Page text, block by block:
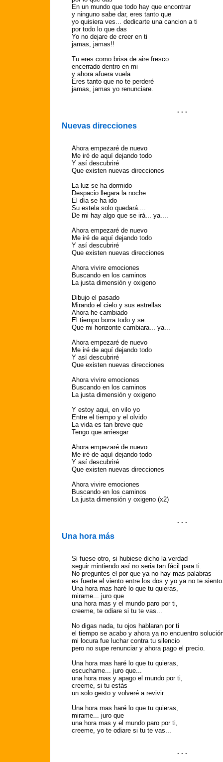
En un mundo que todo hay que encontrar
y ninguno sabe dar, eres tanto que
yo quisiera ves... dedicarte una cancion a ti
por todo lo que das
Yo no dejare de creer en ti
jamas, jamas!!
Tu eres como brisa de aire fresco
encerrado dentro en mi
y ahora afuera vuela
Eres tanto que no te perderé
jamas, jamas yo renunciare.
. . .
Nuevas direcciones
Ahora empezaré de nuevo
Me iré de aquí dejando todo
Y así descubriré
Que existen nuevas direcciones
La luz se ha dormido
Despacio llegara la noche
El día se ha ido
Su estela solo quedará....
De mi hay algo que se irá... ya....
Ahora empezaré de nuevo
Me iré de aquí dejando todo
Y así descubriré
Que existen nuevas direcciones
Ahora vivire emociones
Buscando en los caminos
La justa dimensión y oxigeno
Dibujo el pasado
Mirando el cielo y sus estrellas
Ahora he cambiado
El tiempo borra todo y se...
Que mi horizonte cambiara... ya...
Ahora empezaré de nuevo
Me iré de aquí dejando todo
Y así descubriré
Que existen nuevas direcciones
Ahora vivire emociones
Buscando en los caminos
La justa dimensión y oxigeno
Y estoy aqui, en vilo yo
Entre el tiempo y el olvido
La vida es tan breve que
Tengo que arriesgar
Ahora empezaré de nuevo
Me iré de aquí dejando todo
Y así descubriré
Que existen nuevas direcciones
Ahora vivire emociones
Buscando en los caminos
La justa dimensión y oxigeno (x2)
. . .
Una hora más
Si fuese otro, si hubiese dicho la verdad
seguir mintiendo así no seria tan fácil para ti.
No preguntes el por que ya no hay mas palabras
es fuerte el viento entre los dos y yo ya no te
Una hora mas haré lo que tu quieras,
mirame... juro que
una hora mas y el mundo paro por ti,
creeme, te odiare si tu te vas...
No digas nada, tu ojos hablaran por ti
el tiempo se acabo y ahora ya no encuentro
mi locura fue luchar contra tu silencio
pero no supe renunciar y ahora pago el precio.
Una hora mas haré lo que tu quieras,
escuchame... juro que...
una hora mas y apago el mundo por ti,
creeme, si tu estás
un solo gesto y volveré a revivir...
Una hora mas haré lo que tu quieras,
mirame... juro que
una hora mas y el mundo paro por ti,
creeme, yo te odiare si tu te vas...
. . .